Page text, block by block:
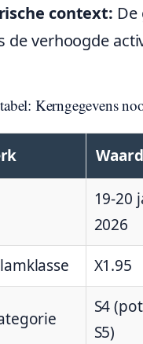
context:
de verhoogde
Kerngegevens
19-20
2026
X1.95
S4
S5)